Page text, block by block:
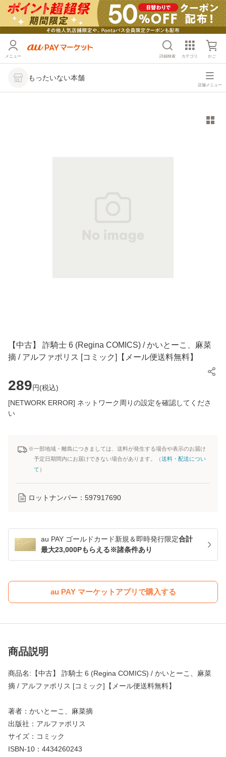
メニュー 詳細検索 カテゴリ かご
もったいない本舗
店舗メニュー
【中古】 詐騎士 6 (Regina COMICS) / かいとーこ、麻菜
摘 / アルファポリス [コミック]【メール便送料無料】
289円(税込)
[NETWORK ERROR] ネットワーク周りの設定を確認してくださ
い
※一部地域・離島につきましては、送料が発生する場合や表示のお届け
予定日期間内にお届けできない場合があります。（送料・配送につい
て ）
ロットナンバー： 597917690
au PAY ゴールドカード新規＆即時発行限定合計
最大23,000Pもらえる※諸条件あり
au PAY マーケットアプリで購入する
商品説明
商品名:【中古】 詐騎士 6 (Regina COMICS) / かいとーこ、麻菜
摘 / アルファポリス [コミック]【メール便送料無料】
著者：かいとーこ、麻菜摘
出版社：アルファポリス
サイズ：コミック
ISBN-10：4434260243